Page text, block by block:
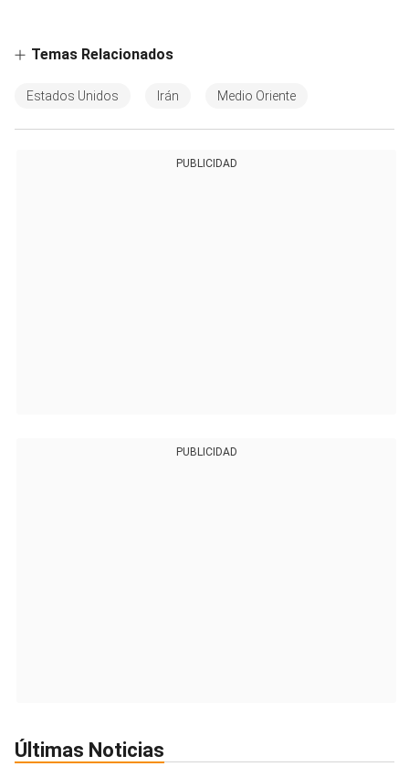
Temas Relacionados
Estados Unidos Irán Medio Oriente
PUBLICIDAD
PUBLICIDAD
Últimas Noticias